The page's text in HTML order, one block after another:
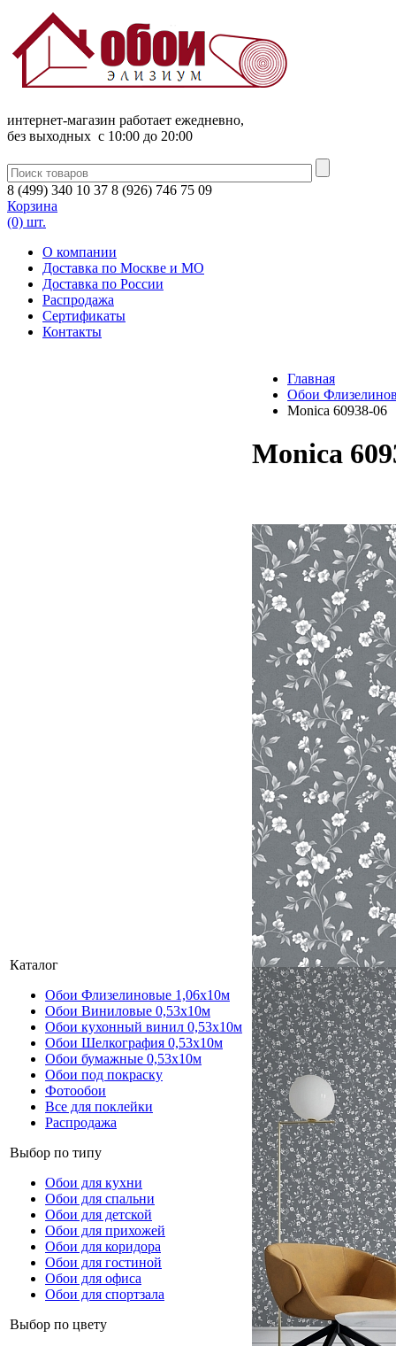
интернет-магазин работает ежедневно,
без выходных c 10:00 до 20:00
8 (499) 340 10 37 8 (926) 746 75 09
Корзина
(0) шт.
О компании
Доставка по Москве и МО
Доставка по России
Распродажа
Сертификаты
Контакты
Каталог
Обои Флизелиновые 1,06х10м
Обои Виниловые 0,53х10м
Обои кухонный винил 0,53х10м
Обои Шелкография 0,53x10м
Обои бумажные 0,53х10м
Обои под покраску
Фотообои
Все для поклейки
Распродажа
Выбор по типу
Обои для кухни
Обои для спальни
Обои для детской
Обои для прихожей
Обои для коридора
Обои для гостиной
Обои для офиса
Обои для спортзала
Выбор по цвету
Главная
Обои
Monica 60938-06
Monica